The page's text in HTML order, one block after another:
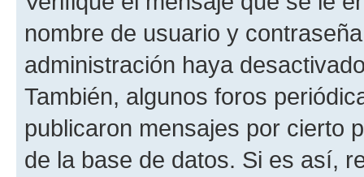
nombre de usuario y
administración haya
También, algunos foros
publicaron mensajes por cierto
de la base de datos. Si es así,